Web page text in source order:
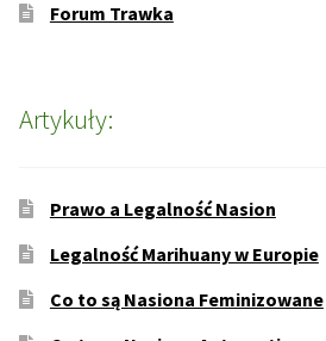
Forum Trawka
Artykuły:
Prawo a Legalność Nasion
Legalność Marihuany w Europie
Co to są Nasiona Feminizowane